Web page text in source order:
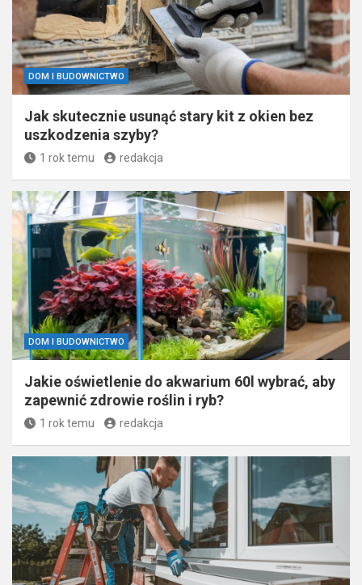
DOM I BUDOWNICTWO
Jak skutecznie usunąć stary kit z okien bez
uszkodzenia szyby?
1 rok temu redakcja
DOM I BUDOWNICTWO
Jakie oświetlenie do akwarium 60l wybrać, aby
zapewnić zdrowie roślin i ryb?
1 rok temu redakcja